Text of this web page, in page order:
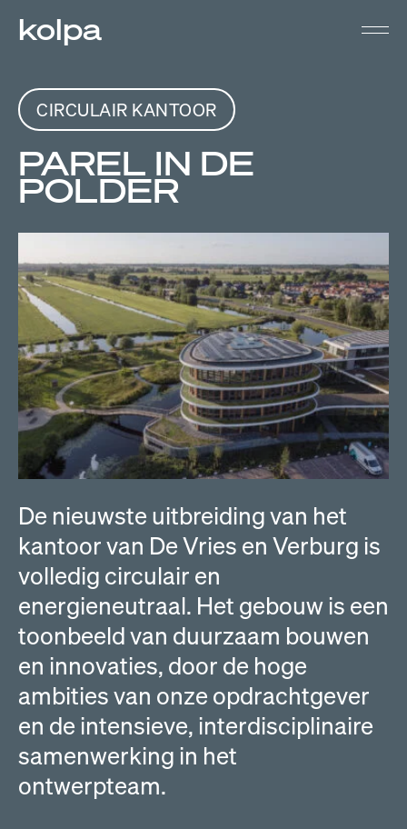
kolpa
CIRCULAIR KANTOOR
PAREL IN DE
POLDER
De nieuwste uitbreiding van het
kantoor van De Vries en Verburg is
volledig circulair en
energieneutraal. Het gebouw is een
toonbeeld van duurzaam bouwen
en innovaties, door de hoge
ambities van onze opdrachtgever
en de intensieve, interdisciplinaire
samenwerking in het
ontwerpteam.